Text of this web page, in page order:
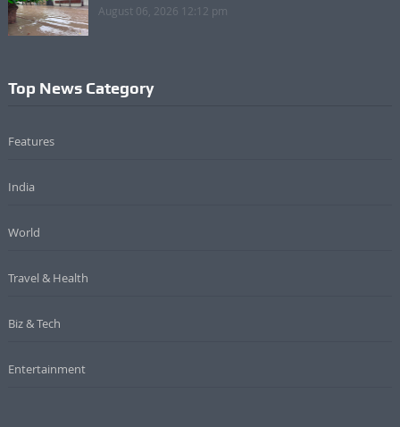
August 06, 2026 12:12 pm
Top News Category
Features
India
World
Travel & Health
Biz & Tech
Entertainment